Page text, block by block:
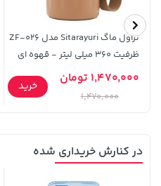
تراول ماگ Sitarayuri مدل ZF-026
ظرفیت 360 میلی لیتر - قهوه ای
1,470,000 تومان
1,470,000
خرید
در کنارش خریداری شده